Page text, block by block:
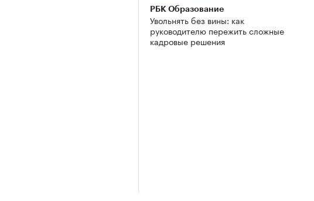
РБК Образование
Увольнять без вины: как
руководителю пережить сложные
кадровые решения